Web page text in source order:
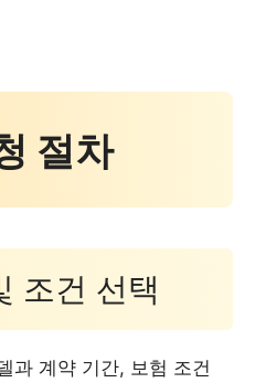
절차
조건 선택
과 계약 기간, 보험 조건